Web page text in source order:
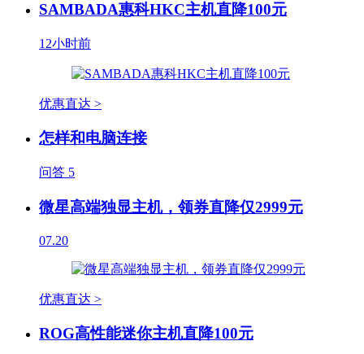
SAMBADA惠科HKC主机直降100元
12小时前
优惠直达 >
怎样和电脑连接
问答 5
微星高端独显主机，领券直降仅2999元
07.20
优惠直达 >
ROG高性能迷你主机直降100元